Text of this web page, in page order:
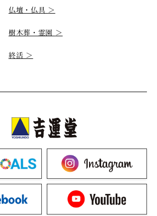
仏壇・仏具 ＞
樹木葬・霊園 ＞
終活 ＞